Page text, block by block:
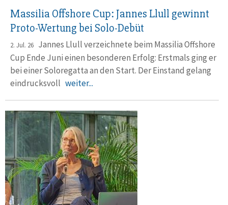
Massilia Offshore Cup: Jannes Llull gewinnt
Proto-Wertung bei Solo-Debüt
2. Jul. 26 Jannes Llull verzeichnete beim Massilia Offshore
Cup Ende Juni einen beson­deren Erfolg: Erstmals ging er
bei einer Solo­regatta an den Start. Der Einstand gelang
eindrucks­voll weiter...